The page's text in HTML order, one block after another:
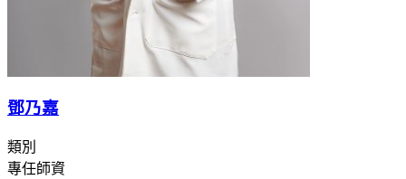
鄧乃嘉
類別
專任師資